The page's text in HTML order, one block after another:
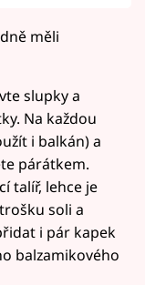
měli
slupky a
Na každou
i balkán) a
párátkem.
talíř, lehce je
soli a
i pár kapek
balzamikového